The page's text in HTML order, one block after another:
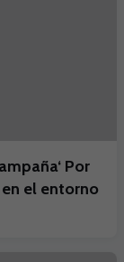
Por
en el entorno